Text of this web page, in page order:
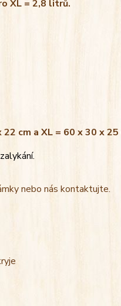
XL = 2,8 litrů.
cm a XL = 60 x 30 x 25
nebo nás kontaktujte.